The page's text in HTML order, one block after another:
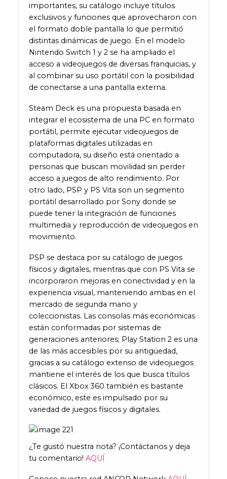
importantes, su catálogo incluye títulos
exclusivos y funciones que aprovecharon con
el formato doble pantalla lo que permitió
distintas dinámicas de juego. En el modelo
Nintendo Switch 1 y 2 se ha ampliado el
acceso a videojuegos de diversas franquicias, y
al combinar su uso portátil con la posibilidad
de conectarse a una pantalla externa.
Steam Deck es una propuesta basada en
integrar el ecosistema de una PC en formato
portátil, permite ejecutar videojuegos de
plataformas digitales utilizadas en
computadora, su diseño está orientado a
personas que buscan movilidad sin perder
acceso a juegos de alto rendimiento. Por
otro lado, PSP y PS Vita son un segmento
portátil desarrollado por Sony donde se
puede tener la integración de funciones
multimedia y reproducción de videojuegos en
movimiento.
PSP se destaca por su catálogo de juegos
físicos y digitales, mientras que con PS Vita se
incorporaron mejoras en conectividad y en la
experiencia visual, manteniendo ambas en el
mercado de segunda mano y
coleccionistas. Las consolas más económicas
están conformadas por sistemas de
generaciones anteriores; Play Station 2 es una
de las más accesibles por su antigüedad,
gracias a su catálogo extenso de videojuegos
mantiene el interés de los que busca títulos
clásicos. El Xbox 360 también es bastante
económico, este es impulsado por su
variedad de juegos físicos y digitales.
¿Te gustó nuestra nota? ¡Contáctanos y deja
tu comentario! AQUÍ